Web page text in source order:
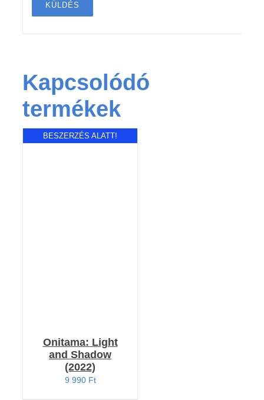
Kapcsolódó
termékek
BESZERZÉS ALATT!
Onitama: Light
and Shadow
(2022)
9 990 Ft